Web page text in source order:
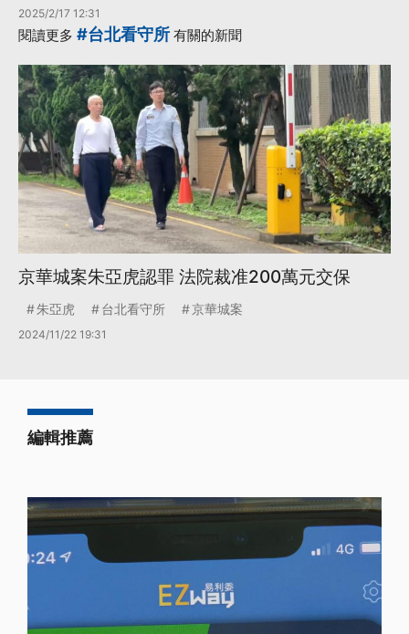
2025/2/17 12:31
閱讀更多 #台北看守所 有關的新聞
京華城案朱亞虎認罪 法院裁准200萬元交保
朱亞虎 台北看守所 京華城案
2024/11/22 19:31
編輯推薦